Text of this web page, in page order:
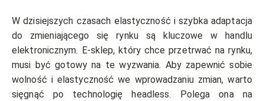
W dzisiejszych czasach elastyczność i szybka adaptacja
do zmieniającego się rynku są kluczowe w handlu
elektronicznym. E-sklep, który chce przetrwać na rynku,
musi być gotowy na te wyzwania. Aby zapewnić sobie
wolność i elastyczność we wprowadzaniu zmian, warto
sięgnąć po technologię headless. Polega ona na